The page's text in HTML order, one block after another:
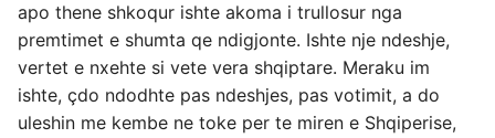
apo thene shkoqur ishte akoma i trullosur nga
premtimet e shumta qe ndigjonte. Ishte nje ndeshje,
vertet e nxehte si vete vera shqiptare. Meraku im
ishte, çdo ndodhte pas ndeshjes, pas votimit, a do
uleshin me kembe ne toke per te miren e Shqiperise,